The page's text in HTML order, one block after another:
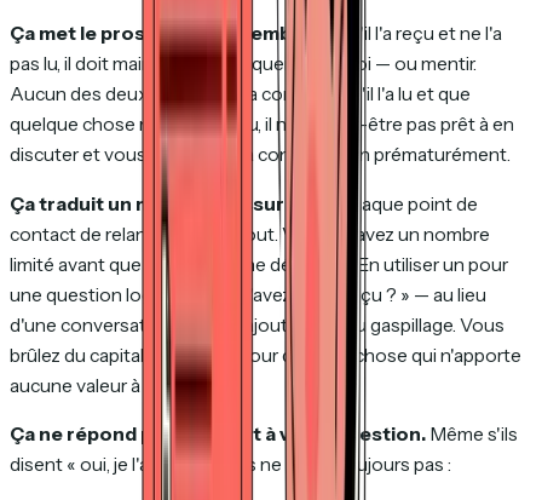
Ça met le prospect dans l'embarras.
S'il l'a reçu et ne l'a
pas lu, il doit maintenant expliquer pourquoi — ou mentir.
Aucun des deux ne crée de la confiance. S'il l'a lu et que
quelque chose ne lui a pas plu, il n'est peut-être pas prêt à en
discuter et vous avez forcé la conversation prématurément.
Ça traduit un manque d'assurance.
Chaque point de
contact de relance est un atout. Vous en avez un nombre
limité avant que le prospect ne décroche. En utiliser un pour
une question logistique — « l'avez-vous reçu ? » — au lieu
d'une conversation à valeur ajoutée est du gaspillage. Vous
brûlez du capital de relance pour quelque chose qui n'apporte
aucune valeur à l'acheteur.
Ça ne répond pas vraiment à votre question. Même s'ils
disent « oui, je l'ai reçu », vous ne savez toujours pas :